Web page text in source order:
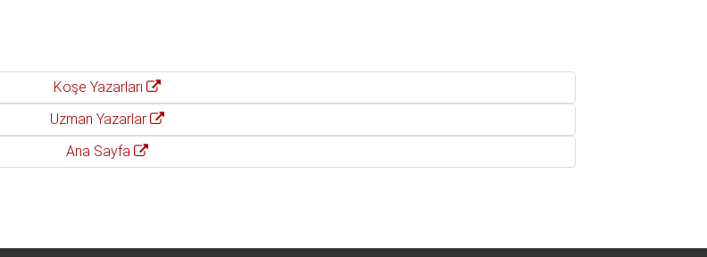
Köşe Yazarları
Uzman Yazarlar
Ana Sayfa